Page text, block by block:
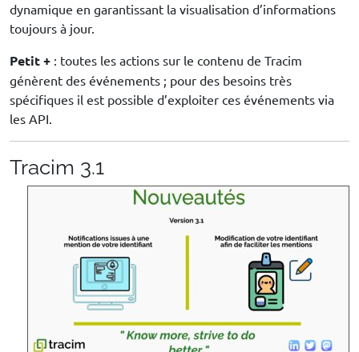
dynamique en garantissant la visualisation d’informations
toujours à jour.
Petit + : toutes les actions sur le contenu de Tracim
génèrent des événements ; pour des besoins très
spécifiques il est possible d’exploiter ces événements via
les API.
Tracim 3.1